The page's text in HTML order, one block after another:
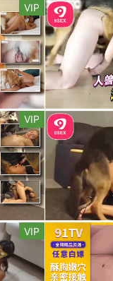
VIP
VIP
VIP